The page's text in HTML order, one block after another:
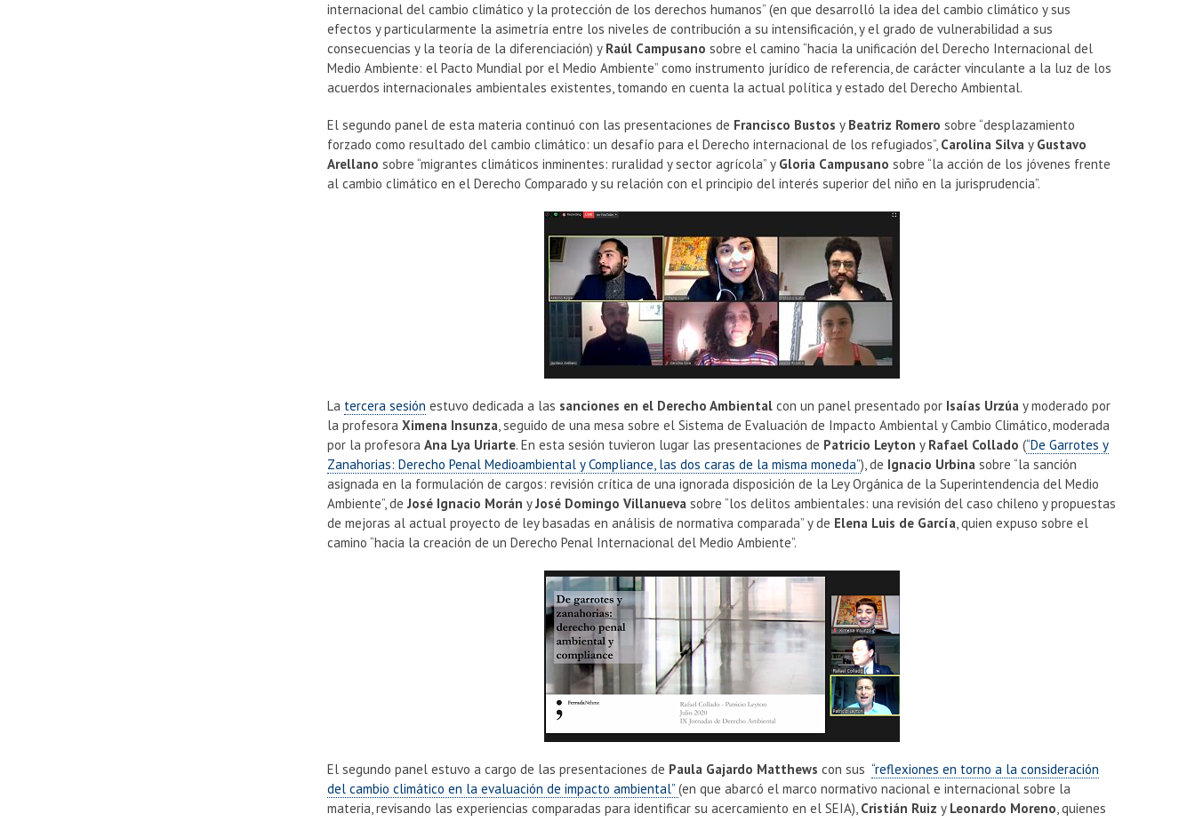
internacional del cambio climático y la protección de los derechos humanos” (en que desarrolló la idea del cambio climático y sus
efectos y particularmente la asimetría entre los niveles de contribución a su intensificación, y el grado de vulnerabilidad a sus
consecuencias y la teoría de la diferenciación) y Raúl Campusano sobre el camino “hacia la unificación del Derecho Internacional del
Medio Ambiente: el Pacto Mundial por el Medio Ambiente” como instrumento jurídico de referencia, de carácter vinculante a la luz de los
acuerdos internacionales ambientales existentes, tomando en cuenta la actual política y estado del Derecho Ambiental.
El segundo panel de esta materia continuó con las presentaciones de Francisco Bustos y Beatriz Romero sobre “desplazamiento
forzado como resultado del cambio climático: un desafío para el Derecho internacional de los refugiados”, Carolina Silva y Gustavo
Arellano sobre “migrantes climáticos inminentes: ruralidad y sector agrícola” y Gloria Campusano sobre “la acción de los jóvenes frente
al cambio climático en el Derecho Comparado y su relación con el principio del interés superior del niño en la jurisprudencia”.
La tercera sesión estuvo dedicada a las sanciones en el Derecho Ambiental con un panel presentado por Isaías Urzúa y moderado por
la profesoraXimena Insunza, seguido de una mesa sobre el Sistema de Evaluación de Impacto Ambiental y Cambio Climático, moderada
por la profesoraAna Lya Uriarte. En esta sesión tuvieron lugar las presentaciones de Patricio Leyton y Rafael Collado (“De Garrotes y
Zanahorias: Derecho Penal Medioambiental y Compliance, las dos caras de la misma moneda”), de Ignacio Urbina sobre “la sanción
asignada en la formulación de cargos: revisión crítica de una ignorada disposición de la Ley Orgánica de la Superintendencia del Medio
Ambiente”, deJosé Ignacio Morán yJosé Domingo Villanueva sobre “los delitos ambientales: una revisión del caso chileno y propuestas
de mejoras al actual proyecto de ley basadas en análisis de normativa comparada” y de Elena Luis de García, quien expuso sobre el
camino “hacia la creación de un Derecho Penal Internacional del Medio Ambiente”.
El segundo panel estuvo a cargo de las presentaciones de Paula Gajardo Matthews con sus“reflexiones en torno a la consideración
del cambio climático en la evaluación de impacto ambiental”(en que abarcó el marco normativo nacional e internacional sobre la
materia, revisando las experiencias comparadas para identificar su acercamiento en el SEIA), Cristián Ruiz y Leonardo Moreno, quienes